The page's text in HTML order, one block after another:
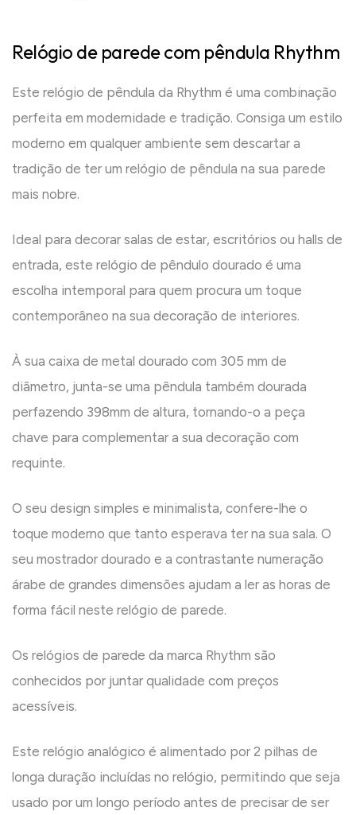
Relógio de parede com pêndula Rhythm
Este relógio de pêndula da Rhythm é uma combinação
perfeita em modernidade e tradição. Consiga um estilo
moderno em qualquer ambiente sem descartar a
tradição de ter um relógio de pêndula na sua parede
mais nobre.
Ideal para decorar salas de estar, escritórios ou halls de
entrada, este relógio de pêndulo dourado é uma
escolha intemporal para quem procura um toque
contemporâneo na sua decoração de interiores.
À sua caixa de metal dourado com 305 mm de
diâmetro, junta-se uma pêndula também dourada
perfazendo 398mm de altura, tornando-o a peça
chave para complementar a sua decoração com
requinte.
O seu design simples e minimalista, confere-lhe o
toque moderno que tanto esperava ter na sua sala. O
seu mostrador dourado e a contrastante numeração
árabe de grandes dimensões ajudam a ler as horas de
forma fácil neste relógio de parede.
Os relógios de parede da marca Rhythm são
conhecidos por juntar qualidade com preços
acessíveis.
Este relógio analógico é alimentado por 2 pilhas de
longa duração incluídas no relógio, permitindo que seja
usado por um longo período antes de precisar de ser